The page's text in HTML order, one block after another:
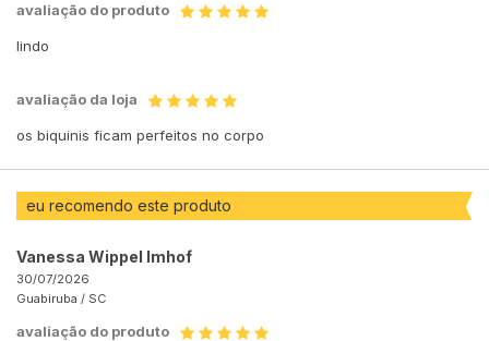
avaliação do produto
lindo
avaliação da loja
os biquinis ficam perfeitos no corpo
eu recomendo este produto
Vanessa Wippel Imhof
30/07/2026
Guabiruba / SC
avaliação do produto